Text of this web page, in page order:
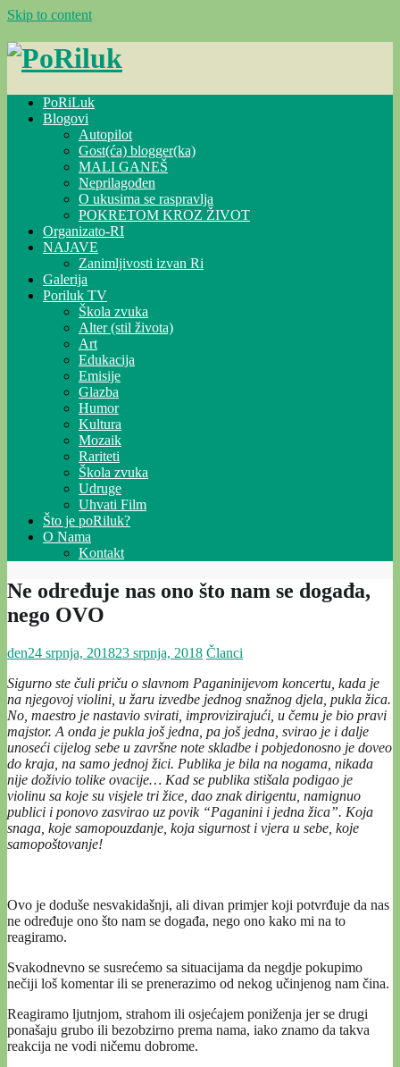
Skip to content
PoRiLuk
Blogovi
Autopilot
Gost(ća) blogger(ka)
MALI GANEŠ
Neprilagođen
O ukusima se raspravlja
POKRETOM KROZ ŽIVOT
Organizato-RI
NAJAVE
Zanimljivosti izvan Ri
Galerija
Poriluk TV
Škola zvuka
Alter (stil života)
Art
Edukacija
Emisije
Glazba
Humor
Kultura
Mozaik
Rariteti
Škola zvuka
Udruge
Uhvati Film
Što je poRiluk?
O Nama
Kontakt
Ne određuje nas ono što nam se događa,
nego OVO
den24 srpnja, 201823 srpnja, 2018 Članci
Sigurno ste čuli priču o slavnom Paganinijevom koncertu, kada je
na njegovoj violini, u žaru izvedbe jednog snažnog djela, pukla žica.
No, maestro je nastavio svirati, improvizirajući, u čemu je bio pravi
majstor. A onda je pukla još jedna, pa još jedna, svirao je i dalje
unoseći cijelog sebe u završne note skladbe i pobjedonosno je doveo
do kraja, na samo jednoj žici. Publika je bila na nogama, nikada
nije doživio tolike ovacije… Kad se publika stišala podigao je
violinu sa koje su visjele tri žice, dao znak dirigentu, namignuo
publici i ponovo zasvirao uz povik “Paganini i jedna žica”. Koja
snaga, koje samopouzdanje, koja sigurnost i vjera u sebe, koje
samopoštovanje!
Ovo je doduše nesvakidašnji, ali divan primjer koji potvrđuje da nas
ne određuje ono što nam se događa, nego ono kako mi na to
reagiramo.
Svakodnevno se susrećemo sa situacijama da negdje pokupimo
nečiji loš komentar ili se prenerazimo od nekog učinjenog nam čina.
Reagiramo ljutnjom, strahom ili osjećajem poniženja jer se drugi
ponašaju grubo ili bezobzirno prema nama, iako znamo da takva
reakcija ne vodi ničemu dobrome.